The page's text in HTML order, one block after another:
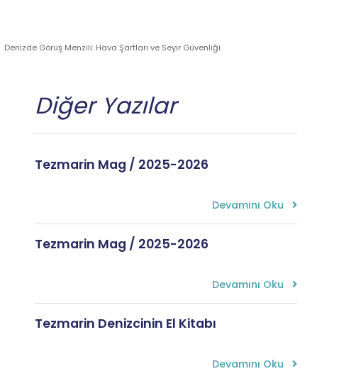
Denizde Görüş Menzili: Hava Şartları ve Seyir Güvenliği
Diğer Yazılar
Tezmarin Mag / 2025-2026
Devamını Oku
Tezmarin Mag / 2025-2026
Devamını Oku
Tezmarin Denizcinin El Kitabı
Devamını Oku